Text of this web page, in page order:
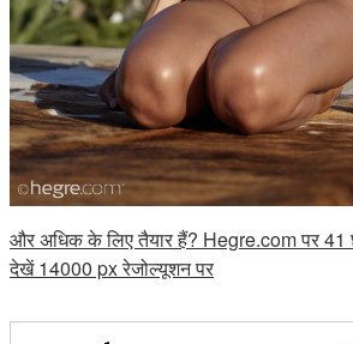
और अधिक के लिए तैयार हैं? Hegre.com पर 41
देखें 14000 px रेजोल्यूशन पर